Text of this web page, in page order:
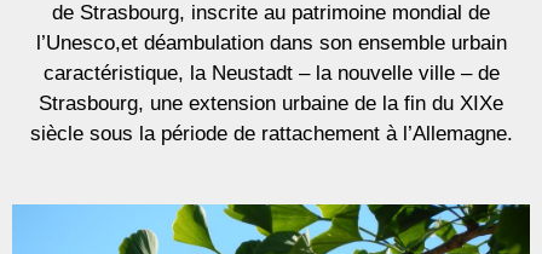
de Strasbourg, inscrite au patrimoine mondial de
l’Unesco,et déambulation dans son ensemble urbain
caractéristique, la Neustadt – la nouvelle ville – de
Strasbourg, une extension urbaine de la fin du XIXe
siècle sous la période de rattachement à l’Allemagne.